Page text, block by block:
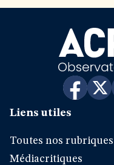
Liens utiles
Toutes nos rubriques
Médiacritiques